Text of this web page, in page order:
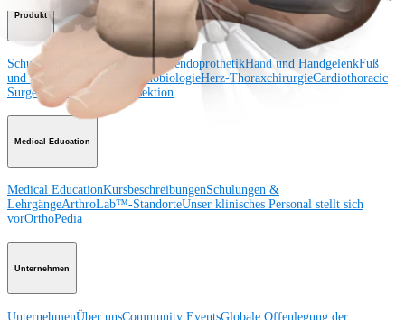
Produkt
Schulter SchulterendoprothetikHand und HandgelenkFuß
und SprunggelenkHüfte OrthobiologieHerz-ThoraxchirurgieCardiothoracic
Surgery
Bildgebung & Resektion
Medical Education
Medical EducationKursbeschreibungenSchulungen &
LehrgängeArthroLab™-StandorteUnser klinisches Personal stellt sich
vorOrthoPedia
Unternehmen
UnternehmenÜber unsCommunity EventsGlobale Offenlegung der